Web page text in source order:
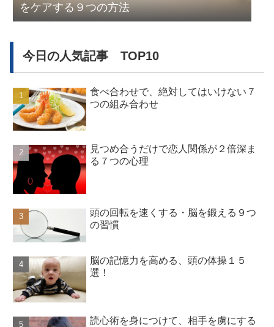
をケアする９つの方法
今日の人気記事 TOP10
食べ合わせで、絶対してはいけない７
つの組み合わせ
見つめ合うだけで恋人関係が２倍深ま
る７つの心理
頭の回転を速くする・脳を鍛える９つ
の習慣
脳の記憶力を高める、頭の体操１５
選！
読心術を身につけて、相手を虜にする